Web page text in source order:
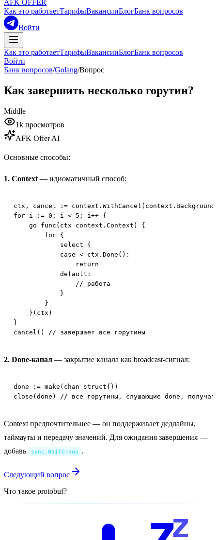
AFK OFFER
Как это работаетТарифыВакансииБлогБанк вопросов
Войти
Как это работаетТарифыВакансииБлогБанк вопросов
Войти
Банк вопросов/Golang/Вопрос
Как завершить несколько горутин?
Middle
1k просмотров
AFK Offer AI
Основные способы:
1. Context — идиоматичный способ:
ctx, cancel :=
for i := 0; i < 5; i++ {
    go func(ctx context.Context) {
        for {
            select {
            case <-ctx.Done():
                return
            default:
                // работа
            }
        }
    }(ctx)
}
cancel() // завершает все горутины
2. Done-канал — закрытие канала как broadcast-сигнал:
done := make(chan struct{})
close(done) // все горутины, слушающие done, получат
Context предпочтительнее — он поддерживает дедлайны,
таймауты и передачу значений. Для ожидания завершения —
добавь
sync.WaitGroup .
Следующий вопрос
Что такое protobuf?
z